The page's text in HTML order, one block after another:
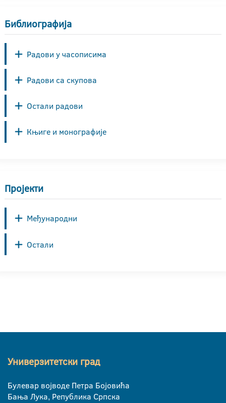
Библиографија
Радови у часописима
Радови са скупова
Остали радови
Књиге и монографије
Пројекти
Међународни
Остали
Универзитетски град
Булевар војводе Петра Бојовића
Бања Лука, Република Српска